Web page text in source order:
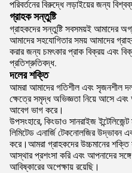
পরিবর্তনের বিরুদ্ধে লড়াইয়ের জন্য
গ্রাহক সন্তুষ্টি
গ্রাহকদের সন্তুষ্টি সবসময়ই আমাদের
আমাদের সহযোগিতার সময় আমাদের
করার জন্য চমৎকার প্রাক বিক্রয় এবং
প্রতিশ্রুতিবদ্ধ.
দলের শক্তি
আমরা আমাদের গতিশীল এবং সৃজনশীল
ক্ষেত্রে সমৃদ্ধ অভিজ্ঞতা নিয়ে আসে
আবেগ ভাগ করে।
উপসংহারে, কিংডাও সানরাইজ
লিমিটেড এনার্জি টেকনোলজির উদ্ভাবন
করে।আমরা গ্রাহকদের উচ্চমানের শক্তি
আস্থার প্রশংসা করি এবং আপনাদের
আবিষ্কারের অপেক্ষায় রয়েছি।